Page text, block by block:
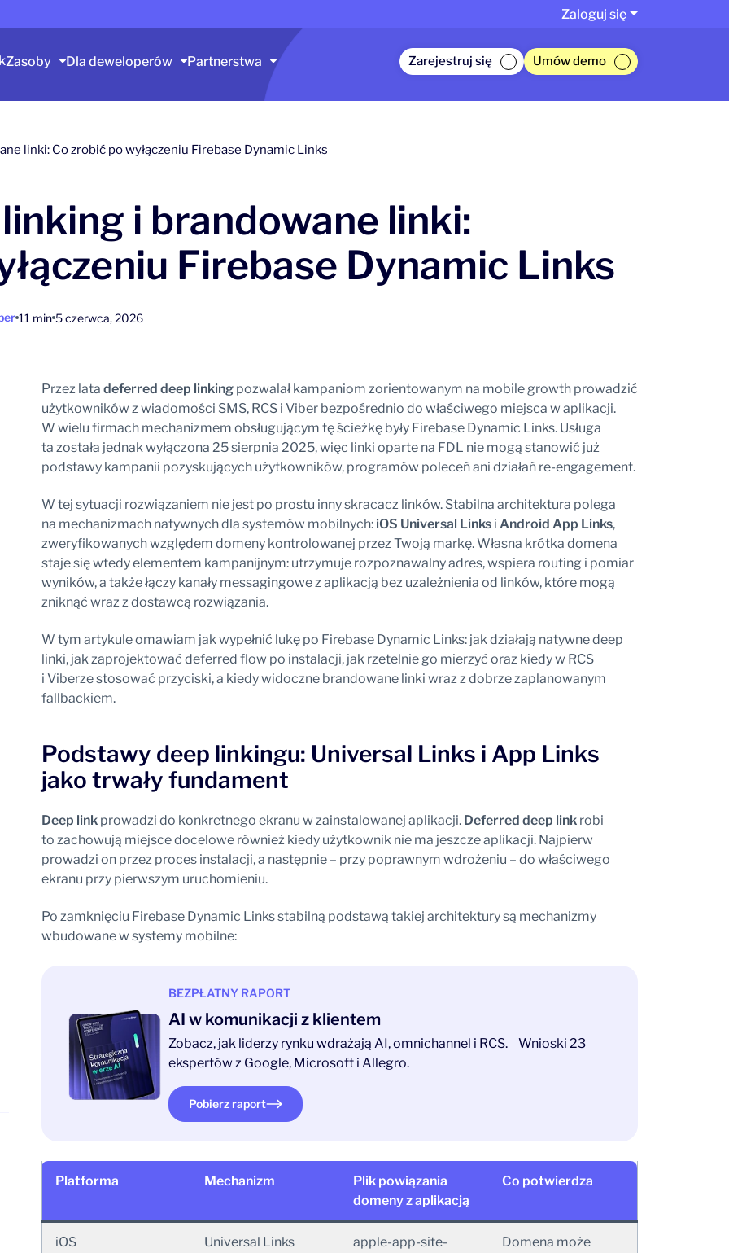
Zaloguj się
Zasoby Dla deweloperów Partnerstwa Zarejestruj się Umów demo
linki: Co zrobić po wyłączeniu Firebase Dynamic Links
i brandowane linki:
Firebase Dynamic Links
11 min 5 czerwca, 2026
Przez lata deferred deep linkingpozwalał kampaniom zorientowanym na mobile growth prowadzić
użytkowników z wiadomości SMS, RCS i Viber bezpośrednio do właściwego miejsca w aplikacji.
W wielu firmach mechanizmem obsługującym tę ścieżkę były Firebase Dynamic Links. Usługa
ta została jednak wyłączona 25 sierpnia 2025, więc linki oparte na FDL nie mogą stanowić już
podstawy kampanii pozyskujących użytkowników, programów poleceń ani działań re-engagement.
W tej sytuacji rozwiązaniem nie jest po prostu inny skracacz linków. Stabilna architektura polega
na mechanizmach natywnych dla systemów mobilnych: iOS Universal Linksi Android App Links,
zweryfikowanych względem domeny kontrolowanej przez Twoją markę. Własna krótka domena
staje się wtedy elementem kampanijnym: utrzymuje rozpoznawalny adres, wspiera routing i pomiar
wyników, a także łączy kanały messagingowe z aplikacją bez uzależnienia od linków, które mogą
zniknąć wraz z dostawcą rozwiązania.
W tym artykule omawiam jak wypełnić lukę po Firebase Dynamic Links: jak działają natywne deep
linki, jak zaprojektować deferred flow po instalacji, jak rzetelnie go mierzyć oraz kiedy w RCS
i Viberze stosować przyciski, a kiedy widoczne brandowane linki wraz z dobrze zaplanowanym
fallbackiem.
Podstawy deep linkingu: Universal Links i App Links
jako trwały fundament
Deep linkprowadzi do konkretnego ekranu w zainstalowanej aplikacji. Deferred deep linkrobi
to zachowują miejsce docelowe również kiedy użytkownik nie ma jeszcze aplikacji. Najpierw
prowadzi on przez proces instalacji, a następnie – przy poprawnym wdrożeniu – do właściwego
ekranu przy pierwszym uruchomieniu.
Po zamknięciu Firebase Dynamic Links stabilną podstawą takiej architektury są mechanizmy
wbudowane w systemy mobilne:
BEZPŁATNY RAPORT
AI w komunikacji z klientem
Zobacz, jak liderzy rynku wdrażają AI, omnichannel i RCS. Wnioski 23
ekspertów z Google, Microsoft i Allegro.
Pobierz raport
Platforma Mechanizm
Plik powiązania
domeny z aplikacją
Co potwierdza
iOS Universal Links
apple-app-site-
Domena może